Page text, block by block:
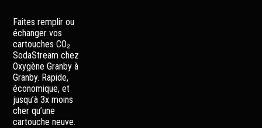
Faites remplir ou
échanger vos
cartouches CO₂
SodaStream chez
Oxygène Granby à
Granby. Rapide,
économique, et
jusqu’à 3x moins
cher qu’une
cartouche neuve.